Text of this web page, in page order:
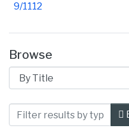
9/1112
Browse
Browsing